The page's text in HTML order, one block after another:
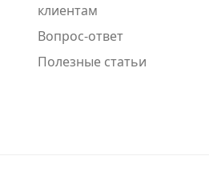
клиентам
Вопрос-ответ
Полезные статьи